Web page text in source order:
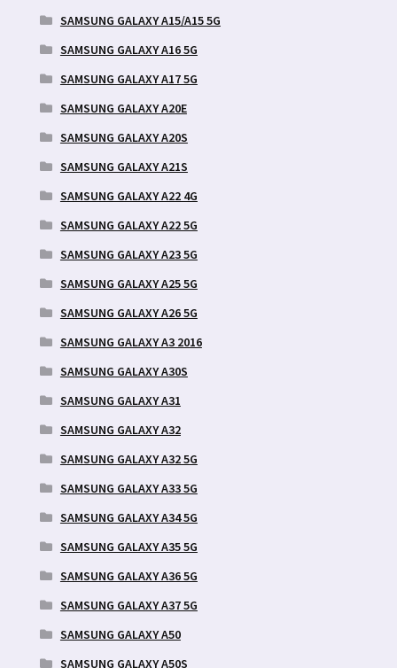
SAMSUNG GALAXY A15/A15 5G
SAMSUNG GALAXY A16 5G
SAMSUNG GALAXY A17 5G
SAMSUNG GALAXY A20E
SAMSUNG GALAXY A20S
SAMSUNG GALAXY A21S
SAMSUNG GALAXY A22 4G
SAMSUNG GALAXY A22 5G
SAMSUNG GALAXY A23 5G
SAMSUNG GALAXY A25 5G
SAMSUNG GALAXY A26 5G
SAMSUNG GALAXY A3 2016
SAMSUNG GALAXY A30S
SAMSUNG GALAXY A31
SAMSUNG GALAXY A32
SAMSUNG GALAXY A32 5G
SAMSUNG GALAXY A33 5G
SAMSUNG GALAXY A34 5G
SAMSUNG GALAXY A35 5G
SAMSUNG GALAXY A36 5G
SAMSUNG GALAXY A37 5G
SAMSUNG GALAXY A50
SAMSUNG GALAXY A50S